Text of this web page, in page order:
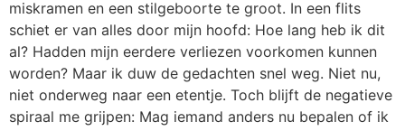
miskramen en een stilgeboorte te groot. In een flits
schiet er van alles door mijn hoofd: Hoe lang heb ik dit
al? Hadden mijn eerdere verliezen voorkomen kunnen
worden? Maar ik duw de gedachten snel weg. Niet nu,
niet onderweg naar een etentje. Toch blijft de negatieve
spiraal me grijpen: Mag iemand anders nu bepalen of ik